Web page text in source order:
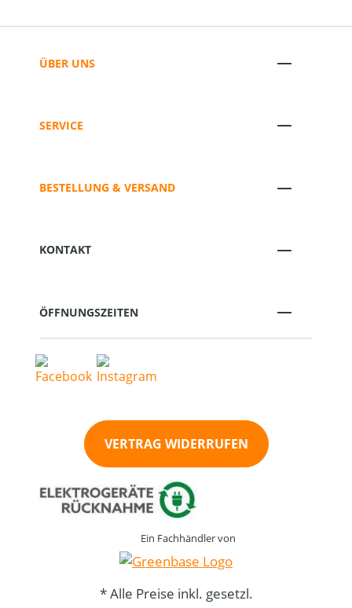
ÜBER UNS
SERVICE
BESTELLUNG & VERSAND
KONTAKT
ÖFFNUNGSZEITEN
VERTRAG WIDERRUFEN
Ein Fachhändler von
* Alle Preise inkl. gesetzl.